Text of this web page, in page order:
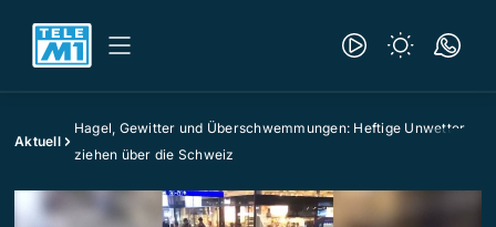
Aktuell
Hagel, Gewitter und Überschwemmungen: Heftige Unwetter
ziehen über die Schweiz